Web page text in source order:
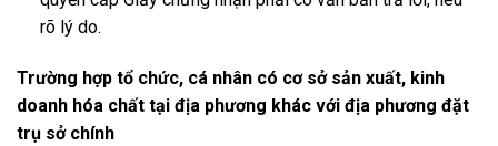
rõ lý do.
Trường hợp tổ chức, cá nhân có cơ sở sản xuất, kinh
doanh hóa chất tại địa phương khác với địa phương đặt
trụ sở chính